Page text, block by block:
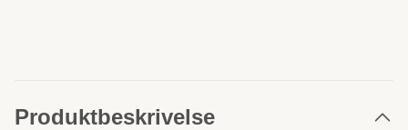
Produktbeskrivelse